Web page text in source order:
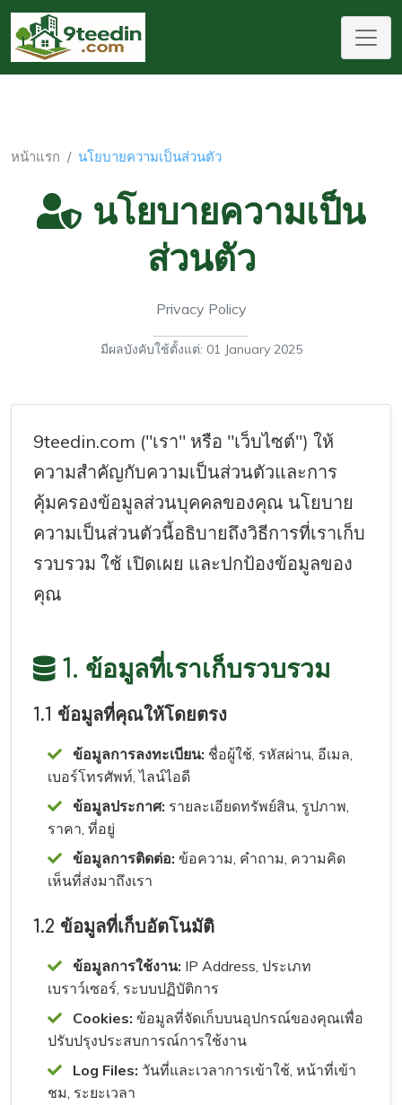
หน้าแรก นโยบายความเป็นส่วนตัว
นโยบายความเป็น
ส่วนตัว
Privacy Policy
มีผลบังคับใช้ตั้งแต่: 01 January 2025
9teedin.com ("เรา" หรือ "เว็บไซต์") ให้
ความสำคัญกับความเป็นส่วนตัวและการ
คุ้มครองข้อมูลส่วนบุคคลของคุณ นโยบาย
ความเป็นส่วนตัวนี้อธิบายถึงวิธีการที่เราเก็บ
รวบรวม ใช้ เปิดเผย และปกป้องข้อมูลของ
คุณ
1. ข้อมูลที่เราเก็บรวบรวม
1.1 ข้อมูลที่คุณให้โดยตรง
ข้อมูลการลงทะเบียน: ชื่อผู้ใช้, รหัสผ่าน, อีเมล,
เบอร์โทรศัพท์, ไลน์ไอดี
ข้อมูลประกาศ: รายละเอียดทรัพย์สิน, รูปภาพ,
ราคา, ที่อยู่
ข้อมูลการติดต่อ: ข้อความ, คำถาม, ความคิด
เห็นที่ส่งมาถึงเรา
1.2 ข้อมูลที่เก็บอัตโนมัติ
ข้อมูลการใช้งาน: IP Address, ประเภท
เบราว์เซอร์, ระบบปฏิบัติการ
Cookies: ข้อมูลที่จัดเก็บบนอุปกรณ์ของคุณเพื่อ
ปรับปรุงประสบการณ์การใช้งาน
Log Files: วันที่และเวลาการเข้าใช้, หน้าที่เข้า
ชม, ระยะเวลา